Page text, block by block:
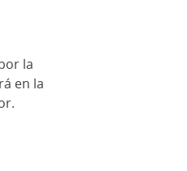
la
en la